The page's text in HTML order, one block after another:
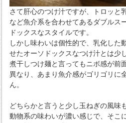
さて肝心のつけ汁ですが、トロッと
など魚介系を合わせてあるダブルス
ドックスなスタイルです。
しかし味わいは個性的で、乳化した
せたオーソドックスなつけ汁とは少
煮干しつけ麺と言ってもニボ感が前
異なり、あまり魚介感がゴリゴリに
ん。
どちらかと言うと少し玉ねぎの風味
動物系の味わいが濃い感じで、そこ